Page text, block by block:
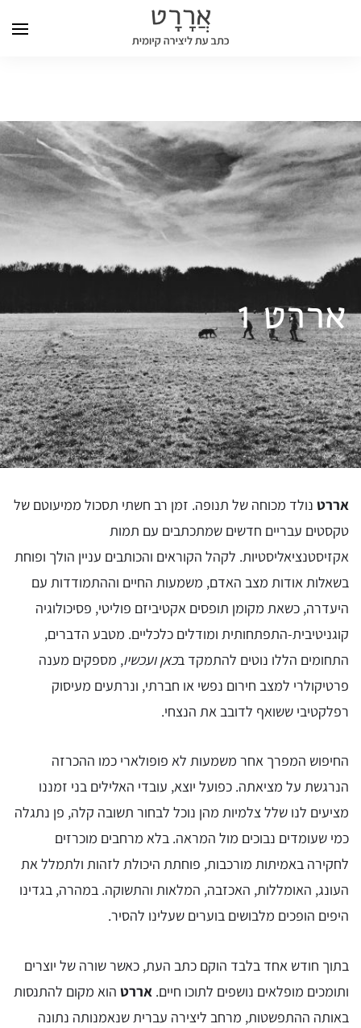
אררט 1
אררט נולד מכוחה של תנופה. זמן רב חשתי תסכול ממיעוטם של
טקסטים עבריים חדשים שמתכתבים עם תמות
אקזיסטנציאליסטיות. לקהל הקוראים והכותבים עניין הולך ופוחת
בשאלות אודות מצב האדם, משמעות החיים וההתמודדות עם
היעדרה, כשאת מקומן תופסים אקטיביזם פוליטי, פסיכולוגיה
קוגניטיבית-התפתחותית ומודלים כלכליים. מטבע הדברים,
התחומים הללו נוטים להתמקד בכאן ועכשיו, מספקים מענה
פרטיקולרי למצב חירום נפשי או חברתי, ונרתעים מעיסוק
רפלקטיבי ששואף לדובב את הנצחי.
החיפוש המפרך אחר משמעות לא פופולארי כמו ההכרזה
הנרגשת על מציאתה. כפועל יוצא, עובדי האלילים בני זמננו
מציעים לנו שלל צלמיות מהן נוכל לבחור תשובה קלה, פן נתגלה
כמי שעומדים נבוכים מול המראה. בלא מרחבים מוכרזים
לחקירה באמיתות מורכבות, פוחתת היכולת לזהות ולתמלל את
העונג, האומללות, האכזבה, המלאות והתשוקה. במהרה, בגדינו
היפים הופכים מלבושים בוערים שעלינו להסיר.
בתוך חודש אחד בלבד הוקם כתב העת, כאשר שורה של יוצרים
ותומכים מופלאים נושפים לתוכו חיים. אררט הוא מקום להתנסות
באותה ההתפשטות, מרחב ליצירה עברית שנאמנותה נתונה